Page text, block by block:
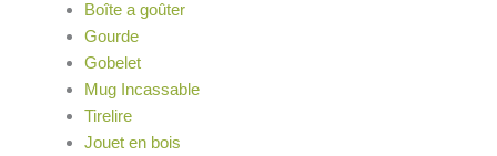
Boîte a goûter
Gourde
Gobelet
Mug Incassable
Tirelire
Jouet en bois